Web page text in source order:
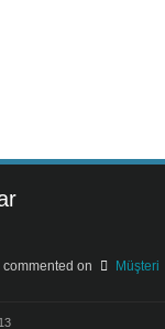
commented on
Müşteri